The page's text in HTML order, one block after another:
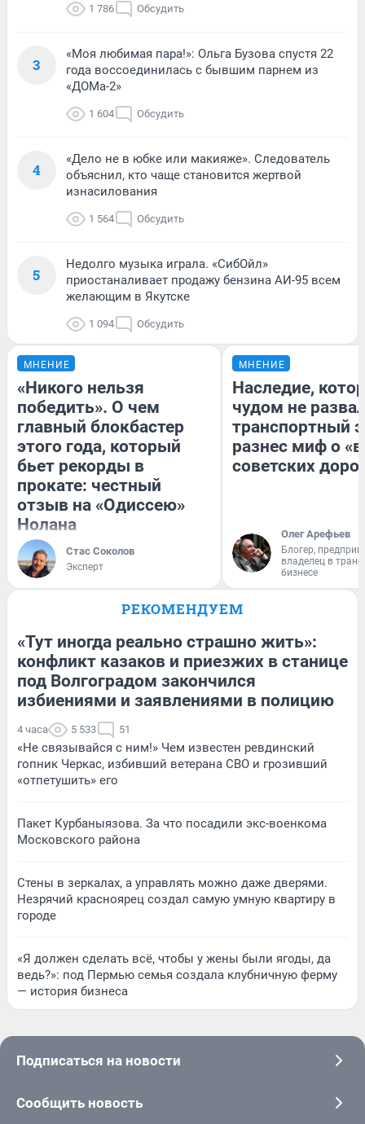
1 786 Обсудить
3
«Моя любимая пара!»: Ольга Бузова спустя 22
года воссоединилась с бывшим парнем из
«ДОМа-2»
1 604 Обсудить
4
«Дело не в юбке или макияже». Следователь
объяснил, кто чаще становится жертвой
изнасилования
1 564 Обсудить
5
Недолго музыка играла. «СибОйл»
приостаналивает продажу бензина АИ-95 всем
желающим в Якутске
1 094 Обсудить
МНЕНИЕ
«Никого нельзя
победить». О чем
главный блокбастер
этого года, который
бьет рекорды в
прокате: честный
отзыв на «Одиссею»
Нолана
Стас Соколов
Эксперт
МНЕНИЕ
Наследие,
чудом не
транспортный
разнес миф о
советских
Олег Арефьев
Блогер,
владелец в
бизнесе
РЕКОМЕНДУЕМ
«Тут иногда реально страшно жить»:
конфликт казаков и приезжих в станице
под Волгоградом закончился
избиениями и заявлениями в полицию
4 часа 5 533 51
«Не связывайся с ним!» Чем известен ревдинский
гопник Черкас, избивший ветерана СВО и грозивший
«отпетушить» его
Пакет Курбаныязова. За что посадили экс-военкома
Московского района
Стены в зеркалах, а управлять можно даже дверями.
Незрячий красноярец создал самую умную квартиру в
городе
«Я должен сделать всё, чтобы у жены были ягоды, да
ведь?»: под Пермью семья создала клубничную ферму
— история бизнеса
Подписаться на новости
Сообщить новость